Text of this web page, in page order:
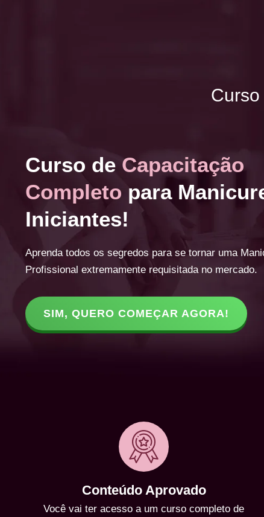
Curso de Capacitação
Completo para
Iniciantes!
Aprenda todos os segredos para se tornar uma
Profissional extremamente requisitada no mercado.
SIM, QUERO COMEÇAR AGORA!
Conteúdo Aprovado
Você vai ter acesso a um curso completo de